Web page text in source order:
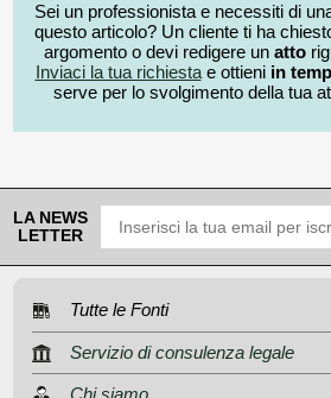
Sei un professionista e necessiti di
questo articolo? Un cliente ti ha
argomento o devi redigere un atto
Inviaci la tua richiestae ottieni in
serve per lo svolgimento della tua
LA NEWS
LETTER
Tutte le Fonti
Servizio di consulenza legale